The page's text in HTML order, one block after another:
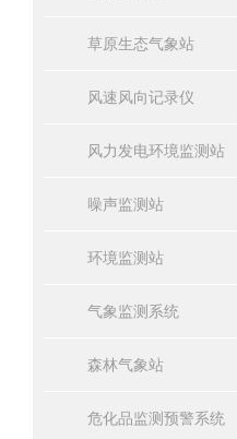
草原生态气象站
风速风向记录仪
风力发电环境监测站
噪声监测站
环境监测站
气象监测系统
森林气象站
危化品监测预警系统